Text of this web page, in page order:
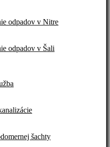
odpadov v Nitre
odpadov v Šali
šachty